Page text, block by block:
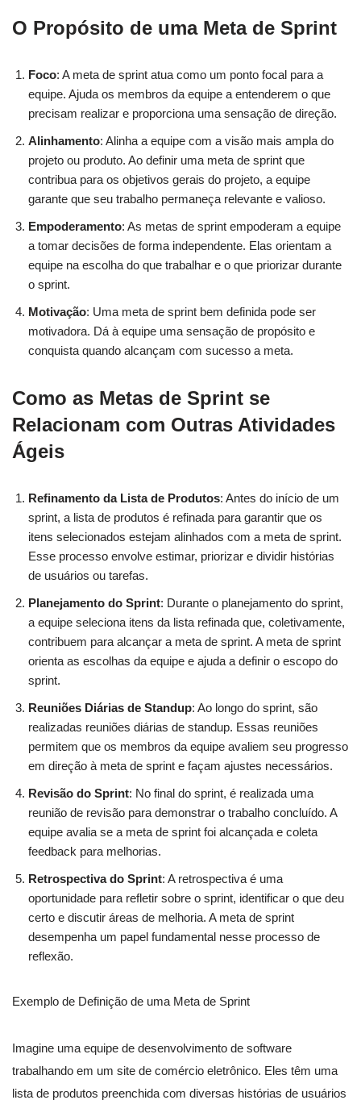
O Propósito de uma Meta de Sprint
Foco: A meta de sprint atua como um ponto focal para a
equipe. Ajuda os membros da equipe a entenderem o que
precisam realizar e proporciona uma sensação de direção.
Alinhamento: Alinha a equipe com a visão mais ampla do
projeto ou produto. Ao definir uma meta de sprint que
contribua para os objetivos gerais do projeto, a equipe
garante que seu trabalho permaneça relevante e valioso.
Empoderamento: As metas de sprint empoderam a equipe
a tomar decisões de forma independente. Elas orientam a
equipe na escolha do que trabalhar e o que priorizar durante
o sprint.
Motivação: Uma meta de sprint bem definida pode ser
motivadora. Dá à equipe uma sensação de propósito e
conquista quando alcançam com sucesso a meta.
Como as Metas de Sprint se
Relacionam com Outras Atividades
Ágeis
Refinamento da Lista de Produtos: Antes do início de um
sprint, a lista de produtos é refinada para garantir que os
itens selecionados estejam alinhados com a meta de sprint.
Esse processo envolve estimar, priorizar e dividir histórias
de usuários ou tarefas.
Planejamento do Sprint: Durante o planejamento do sprint,
a equipe seleciona itens da lista refinada que, coletivamente,
contribuem para alcançar a meta de sprint. A meta de sprint
orienta as escolhas da equipe e ajuda a definir o escopo do
sprint.
Reuniões Diárias de Standup: Ao longo do sprint, são
realizadas reuniões diárias de standup. Essas reuniões
permitem que os membros da equipe avaliem seu progresso
em direção à meta de sprint e façam ajustes necessários.
Revisão do Sprint: No final do sprint, é realizada uma
reunião de revisão para demonstrar o trabalho concluído. A
equipe avalia se a meta de sprint foi alcançada e coleta
feedback para melhorias.
Retrospectiva do Sprint: A retrospectiva é uma
oportunidade para refletir sobre o sprint, identificar o que deu
certo e discutir áreas de melhoria. A meta de sprint
desempenha um papel fundamental nesse processo de
reflexão.
Exemplo de Definição de uma Meta de Sprint
Imagine uma equipe de desenvolvimento de software
trabalhando em um site de comércio eletrônico. Eles têm uma
lista de produtos preenchida com diversas histórias de usuários